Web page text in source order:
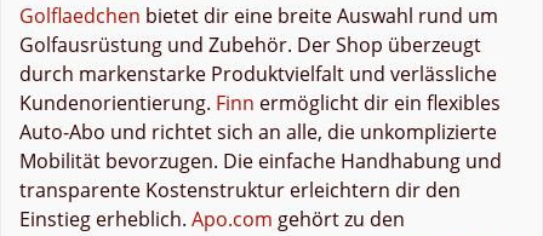
Golflaedchen bietet dir eine breite Auswahl rund um
Golfausrüstung und Zubehör. Der Shop überzeugt
durch markenstarke Produktvielfalt und verlässliche
Kundenorientierung. Finn ermöglicht dir ein flexibles
Auto-Abo und richtet sich an alle, die unkomplizierte
Mobilität bevorzugen. Die einfache Handhabung und
transparente Kostenstruktur erleichtern dir den
Einstieg erheblich. Apo.com gehört zu den